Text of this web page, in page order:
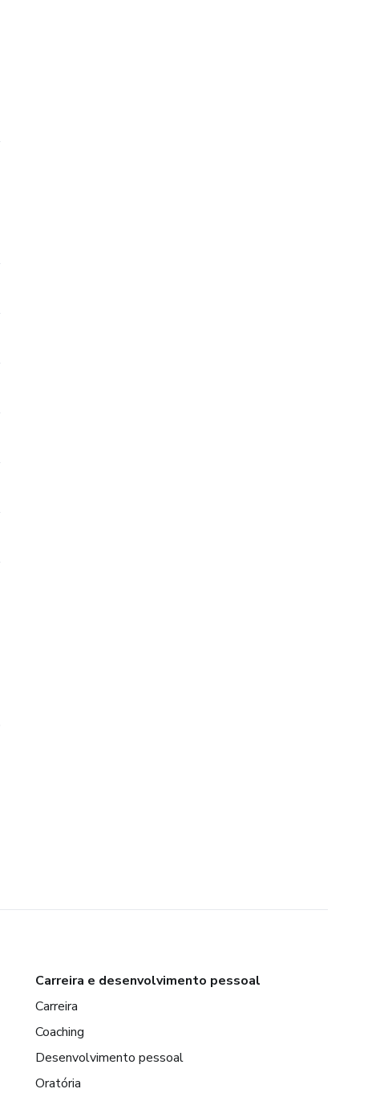
Carreira e desenvolvimento pessoal
Carreira
Coaching
Desenvolvimento pessoal
Oratória